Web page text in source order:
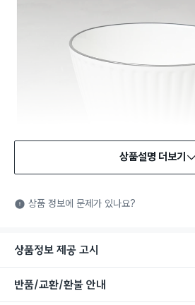
식품용 기구: 식품위생법에서 정한
는 식품첨가물에 사용할 수 있는 식
상품설명 더보기
상품 정보에 문제가 있나요?
상품정보 제공 고시
반품/교환/환불 안내